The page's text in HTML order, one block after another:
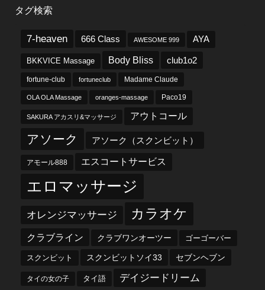
タグ検索
7-heaven 666 Class AWESOME 999 AYA
BKKVICE Massage Body Bliss club1o2
fortune-club fortuneclub Madame Claude
OLA OLA Massage oranges-massage Paco19
SAKURA アカスリ&マッサージ アウトコール
アソーク アソーク（スクンビット）
アモール888 エスコートサービス
エロマッサージ
オレンジマッサージ カラオケ
クラブライン クラブワンオーツー ゴーゴーバー
スクンビット スクンビットソイ33 セブンヘブン
タイの女の子 タイ語 デイジードリーム